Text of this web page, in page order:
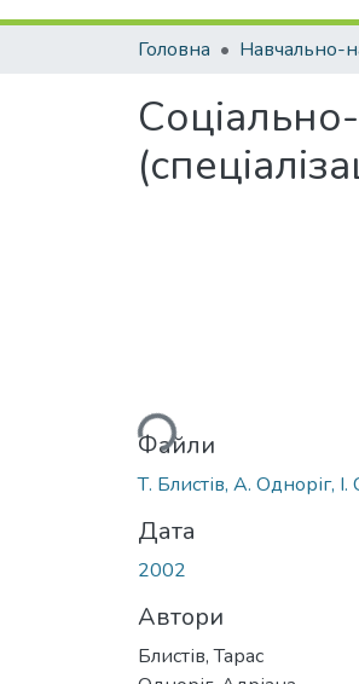
Головна
Вантажиться...
Файли
Т. Блистів, А. Одноріг,
Дата
2002
Автори
Блистів, Тарас